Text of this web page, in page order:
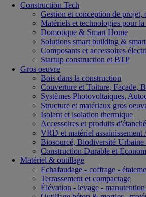
Construction Tech
Gestion et conception de
Matériels et technologies pour
Domotique & Smart Home
Solutions smart building &
Composants et accessoires
Startup construction et BTP
Gros oeuvre
Bois dans la construction
Couverture et Toiture, Façade,
Systèmes Photovoltaiques,
Structure et matériaux gros
Isolant et isolation thermique
Accessoires et produits
VRD et matériel assainissement
Biosourcé, Biodiversité Urbaine
Construction Durable et
Matériel & outillage
Echafaudage - coffrage -
Terrassement et compactage
Élévation - levage -